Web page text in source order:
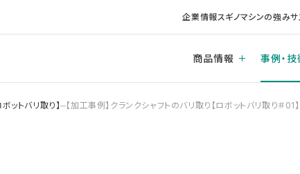
企業情報スギノマシンの強みサ
商品情報 事例・
ットバリ取り】 【加工事例】クランクシャフトのバリ取り【ロボットバリ取り＃01】